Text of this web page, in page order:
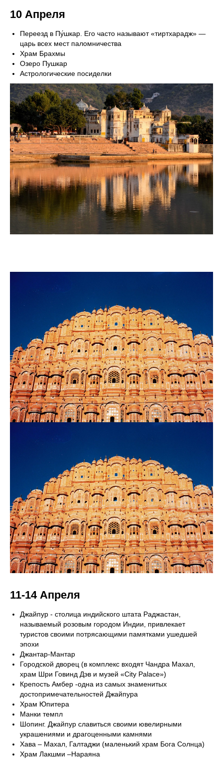
10 Апреля
Переезд в Пу́шкар. Его часто называют «тиртхарадж» —
царь всех мест паломничества
Храм Брахмы
Озеро Пушкар
Астрологические посиделки
11-14 Апреля
Джайпур - столица индийского штата Раджастан,
называемый розовым городом Индии, привлекает
туристов своими потрясающими памятками ушедшей
эпохи
Джантар-Мантар
Городской дворец (в комплекс входят Чандра Махал,
храм Шри Говинд Дэв и музей «City Palace»)
Крепость Амбер -одна из самых знаменитых
достопримечательностей Джайпура
Храм Юпитера
Манки темпл
Шопинг. Джайпур славиться своими ювелирными
украшениями и драгоценными камнями
Хава – Махал, Галтаджи (маленький храм Бога Солнца)
Храм Лакшми –Нараяна